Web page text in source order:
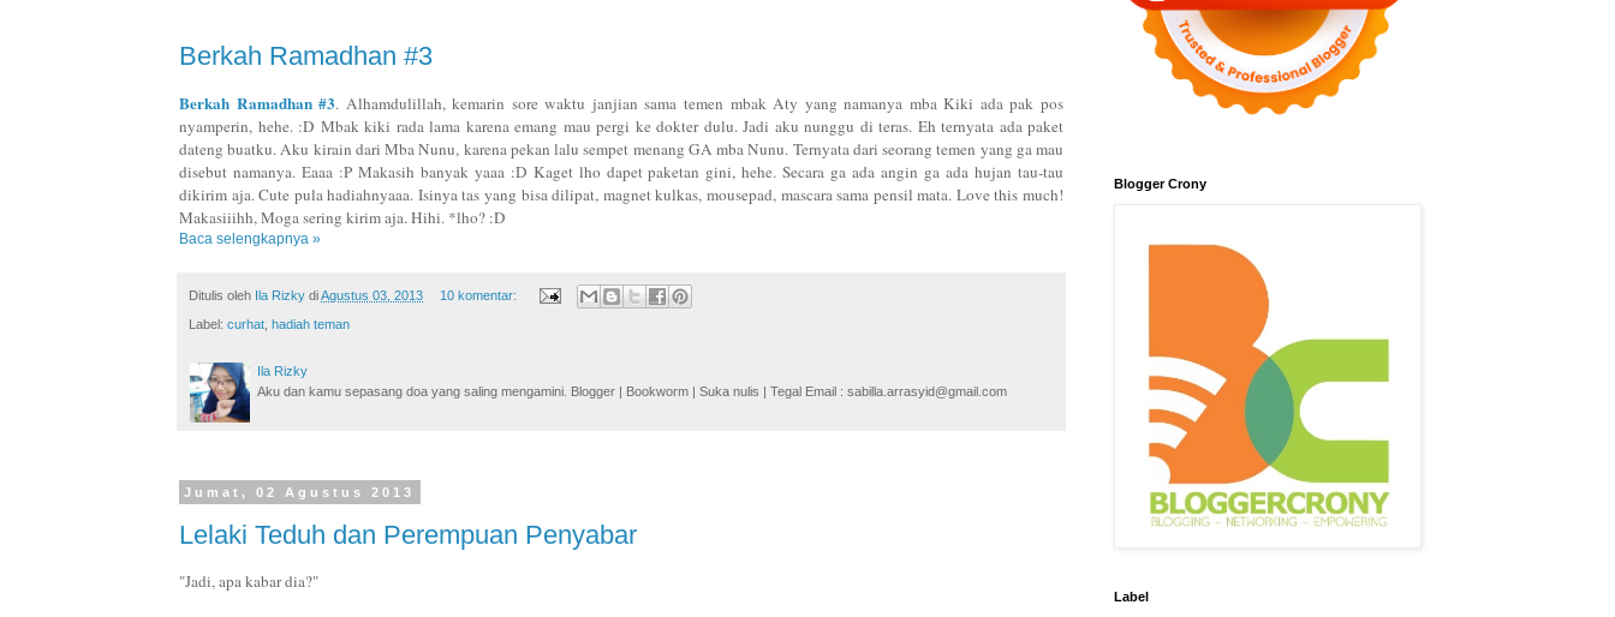
Berkah Ramadhan #3
Berkah Ramadhan #3. Alhamdulillah, kemarin sore waktu janjian sama temen mbak Aty yang namanya mba Kiki ada pak pos
nyamperin, hehe. :D Mbak kiki rada lama karena emang mau pergi ke dokter dulu. Jadi aku nunggu di teras. Eh ternyata ada paket
dateng buatku. Aku kirain dari Mba Nunu, karena pekan lalu sempet menang GA mba Nunu. Ternyata dari seorang temen yang ga mau
disebut namanya. Eaaa :P Makasih banyak yaaa :D Kaget lho dapet paketan gini, hehe. Secara ga ada angin ga ada hujan tau-tau
dikirim aja. Cute pula hadiahnyaaa. Isinya tas yang bisa dilipat, magnet kulkas, mousepad, mascara sama pensil mata. Love this much!
Makasiiihh, Moga sering kirim aja. Hihi. *lho? :D
Baca selengkapnya »
Ditulis oleh Ila Rizky diAgustus 03, 2013 10 komentar:
Label: curhat hadiah teman
Ila Rizky
Aku dan kamu sepasang doa yang saling mengamini. Blogger | Bookworm | Suka nulis | Tegal Email : sabilla.arrasyid@gmail.com
Jumat, 02 Agustus 2013
Lelaki Teduh dan Perempuan Penyabar
"Jadi, apa kabar dia?"
Blogger Crony
Label